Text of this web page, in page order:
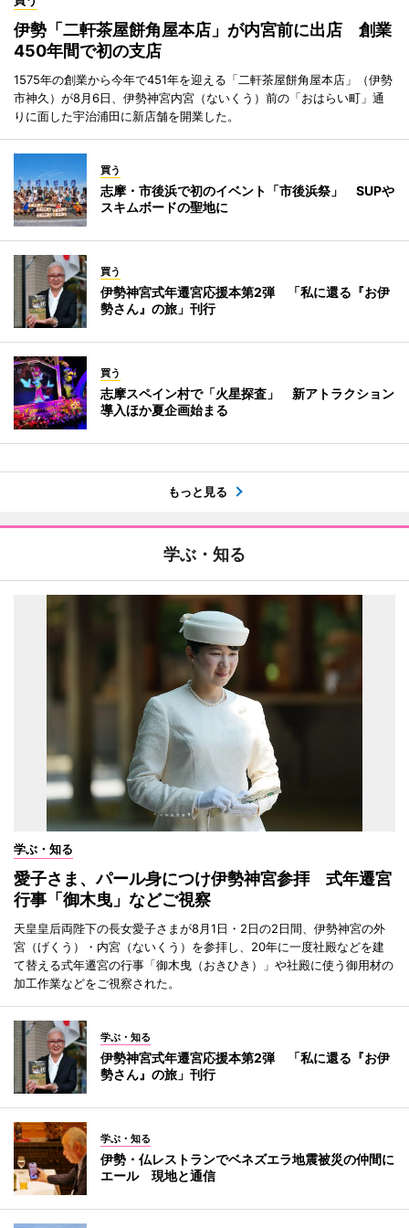
伊勢「二軒茶屋餅角屋本店」が内宮前に出店 創業
450年間で初の支店
1575年の創業から今年で451年を迎える「二軒茶屋餅角屋本店」（伊勢
市神久）が8月6日、伊勢神宮内宮（ないくう）前の「おはらい町」通
りに面した宇治浦田に新店舗を開業した。
買う
志摩・市後浜で初のイベント「市後浜祭」 SUPや
スキムボードの聖地に
買う
伊勢神宮式年遷宮応援本第2弾 「私に還る『お伊
勢さん』の旅」刊行
買う
志摩スペイン村で「火星探査」 新アトラクション
導入ほか夏企画始まる
もっと見る
学ぶ・知る
学ぶ・知る
愛子さま、パール身につけ伊勢神宮参拝 式年遷宮
行事「御木曳」などご視察
天皇皇后両陛下の長女愛子さまが8月1日・2日の2日間、伊勢神宮の外
宮（げくう）・内宮（ないくう）を参拝し、20年に一度社殿などを建
て替える式年遷宮の行事「御木曳（おきひき）」や社殿に使う御用材の
加工作業などをご視察された。
学ぶ・知る
伊勢神宮式年遷宮応援本第2弾 「私に還る『お伊
勢さん』の旅」刊行
学ぶ・知る
伊勢・仏レストランでベネズエラ地震被災の仲間に
エール 現地と通信